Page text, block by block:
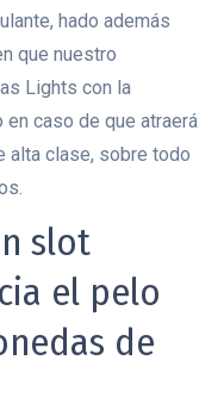
hado además
que nuestro
Lights con la
caso de que atraerá
alta clase, sobre todo
slot
el pelo
de